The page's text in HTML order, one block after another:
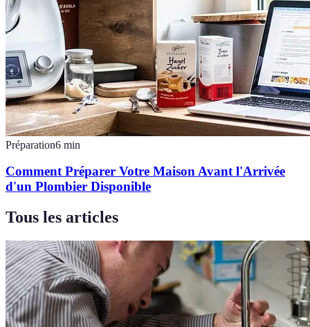
Préparation6 min
Comment Préparer Votre Maison Avant l'Arrivée
d'un Plombier Disponible
Tous les articles